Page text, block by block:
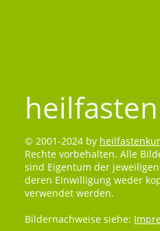
© 2001-2024 by
Rechte vorbehalten. Alle
sind Eigentum der
deren Einwilligung weder
verwendet werden.
Bildernachweise siehe: